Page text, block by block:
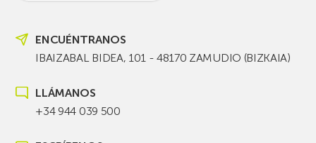
ENCUÉNTRANOS
IBAIZABAL BIDEA, 101 - 48170 ZAMUDIO (BIZKAIA)
LLÁMANOS
+34 944 039 500